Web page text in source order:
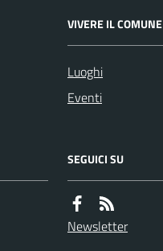
VIVERE IL COMUNE
Luoghi
Eventi
SEGUICI SU
Newsletter